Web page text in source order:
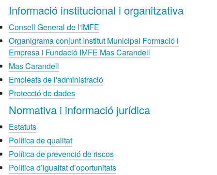
Informació institucional i organitzativa
Consell General de l'IMFE
Organigrama conjunt Institut Municipal Formació i
Empresa i Fundació IMFE Mas Carandell
Mas Carandell
Empleats de l'administració
Protecció de dades
Normativa i informació jurídica
Estatuts
Política de qualitat
Política de prevenció de riscos
Política d’igualtat d’oportunitats